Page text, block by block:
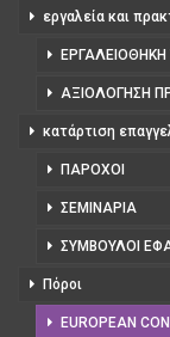
εργαλεία και
ΑΞΙΟΛΌΓΗΣΗ
κατάρτιση
ΠΆΡΟΧΟΙ
ΣΕΜΙΝΆΡΙΑ
ΣΎΜΒΟΥΛΟΙ
Πόροι
EUROPEAN